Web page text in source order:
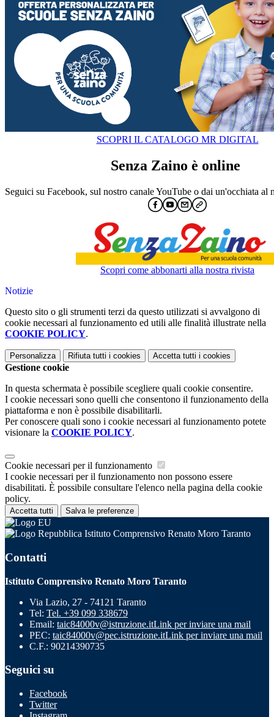
SCOPRI IL CATALOGO MR DIGITAL
Senza Zaino è online
Seguici su Facebook, sul nostro canale YouTube o dai un'occhiata al
Scopri come abbonarti alla nostra rivista
Notizie
Questo sito o gli strumenti terzi da questo utilizzati si avvalgono di
cookie necessari al funzionamento ed utili alle finalità illustrate nella
COOKIE POLICY.
Personalizza Rifiuta tutti i cookies Accetta tutti i cookies
Gestione cookie
In questa schermata è possibile scegliere quali cookie consentire.
I cookie necessari sono quelli che consentono il funzionamento della
piattaforma e non è possibile disabilitarli.
Per conoscere quali sono i cookie necessari al funzionamento potete
visionare la COOKIE POLICY.
Cookie necessari per il funzionamento
I cookie necessari per il funzionamento non possono essere
disabilitati. È possibile consultare l'elenco nella pagina della cookie
policy.
Accetta tutti Salva le preferenze
Istituto Comprensivo Renato Moro Taranto
Contatti
Istituto Comprensivo Renato Moro Taranto
Via Lazio, 27 - 74121 Taranto
Tel: Tel. +39 099 338679
Email: taic84000v@istruzione.itLink per inviare una mail
PEC: taic84000v@pec.istruzione.itLink per inviare una mail
C.F.: 90214390735
Seguici su
Facebook
Twitter